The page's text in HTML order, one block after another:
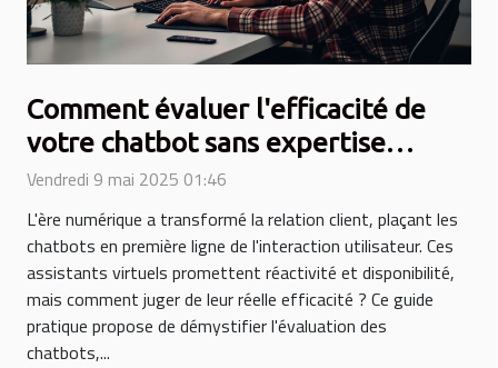
Comment évaluer l'efficacité de
votre chatbot sans expertise
technique
Vendredi 9 mai 2025 01:46
L'ère numérique a transformé la relation client, plaçant les
chatbots en première ligne de l'interaction utilisateur. Ces
assistants virtuels promettent réactivité et disponibilité,
mais comment juger de leur réelle efficacité ? Ce guide
pratique propose de démystifier l'évaluation des
chatbots,...